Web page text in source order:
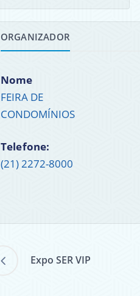
ORGANIZADOR
Nome
FEIRA DE
CONDOMÍNIOS
Telefone:
(21) 2272-8000
Expo SER VIP